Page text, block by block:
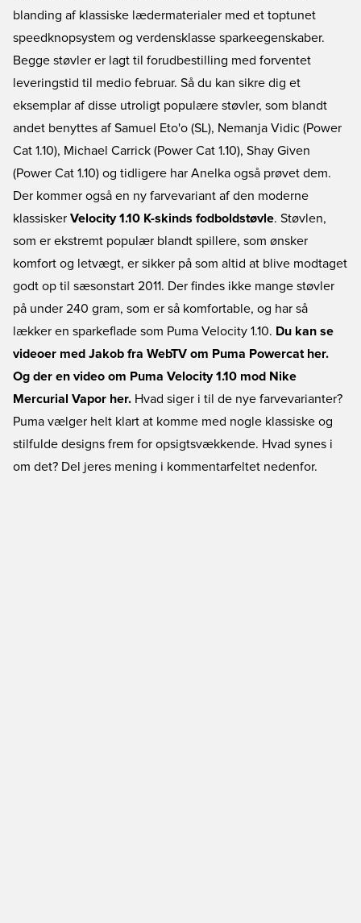
blanding af klassiske lædermaterialer med et toptunet
speedknopsystem og verdensklasse sparkeegenskaber.
Begge støvler er lagt til forudbestilling med forventet
leveringstid til medio februar. Så du kan sikre dig et
eksemplar af disse utroligt populære støvler, som blandt
andet benyttes af Samuel Eto'o (SL), Nemanja Vidic (Power
Cat 1.10), Michael Carrick (Power Cat 1.10), Shay Given
(Power Cat 1.10) og tidligere har Anelka også prøvet dem.
Der kommer også en ny farvevariant af den moderne
klassisker Velocity 1.10 K-skinds fodboldstøvle. Støvlen,
som er ekstremt populær blandt spillere, som ønsker
komfort og letvægt, er sikker på som altid at blive modtaget
godt op til sæsonstart 2011. Der findes ikke mange støvler
på under 240 gram, som er så komfortable, og har så
lækker en sparkeflade som Puma Velocity 1.10. Du kan se
videoer med Jakob fra WebTV om Puma Powercat her.
Og der en video om Puma Velocity 1.10 mod Nike
Mercurial Vapor her. Hvad siger i til de nye farvevarianter?
Puma vælger helt klart at komme med nogle klassiske og
stilfulde designs frem for opsigtsvækkende. Hvad synes i
om det? Del jeres mening i kommentarfeltet nedenfor.